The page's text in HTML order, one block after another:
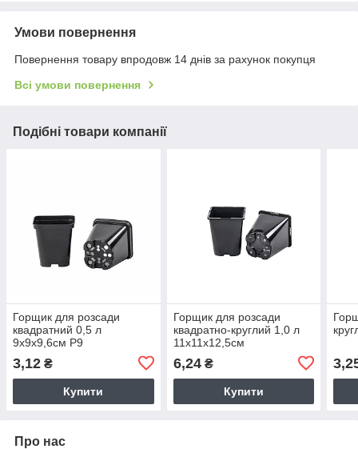
Умови повернення
Повернення товару впродовж 14 днів за рахунок покупця
Всі умови повернення
Подібні товари компанії
Горщик для розсади
квадратний 0,5 л
9х9х9,6см Р9
3,12 ₴
Купити
Горщик для розсади
квадратно-круглий 1,0 л
11х11х12,5см
6,24₴
Купити
Про нас